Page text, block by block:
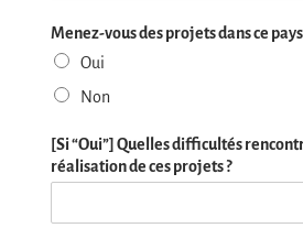
Menez-vous des projets dans ce
Oui
Non
[Si “Oui”] Quelles difficultés
réalisation de ces projets ?